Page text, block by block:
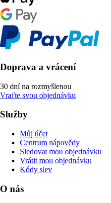
Doprava a vrácení
30 dní na rozmyšlenou
Vraťte svou objednávku
Služby
Můj účet
Centrum nápovědy
Sledovat mou objednávku
Vrátit mou objednávku
Kódy slev
O nás